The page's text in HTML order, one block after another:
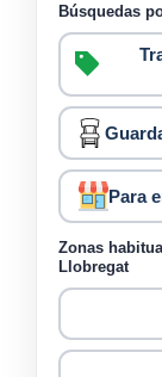
Búsquedas
Para
Zonas
Llobregat